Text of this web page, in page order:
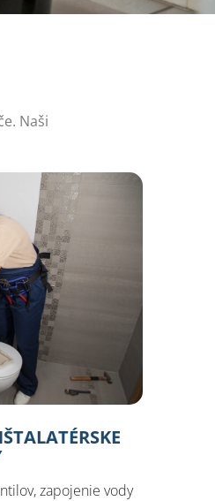
Naši
zapojenie vody